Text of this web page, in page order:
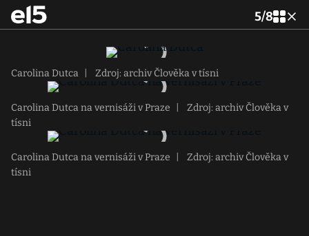
5/8
Carolina Dutca Zdroj: archiv Člověka v tísni
Carolina Dutca na vernisáži v Praze
Zdroj: archiv Člověka v
tísni
Carolina Dutca na vernisáži v Praze
Zdroj: archiv Člověka v
tísni